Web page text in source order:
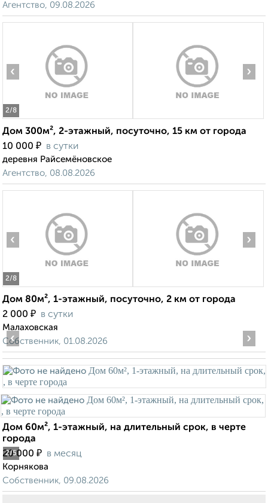
Агентство, 09.08.2026
2/8
‹ ›
Дом 300м², 2-этажный, посуточно, 15 км от города
10 000 ₽ в сутки
деревня Райсемёновское
Агентство, 08.08.2026
2/8
‹ ›
Дом 80м², 1-этажный, посуточно, 2 км от города
2 000 ₽ в сутки
Малаховская
Собственник, 01.08.2026
2/5
‹ ›
Дом 60м², 1-этажный, на длительный срок, в черте
города
20 000 ₽ в месяц
Корнякова
Собственник, 09.08.2026